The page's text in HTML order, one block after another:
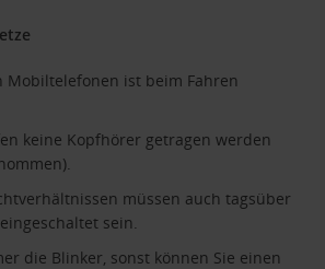
Mobiltelefonen ist beim Fahren
keine Kopfhörer getragen werden
müssen auch tagsüber
sein.
die Blinker, sonst können Sie einen